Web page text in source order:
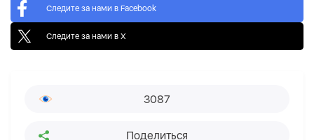
Следите за нами в Facebook
Следите за нами в X
3087
Поделиться